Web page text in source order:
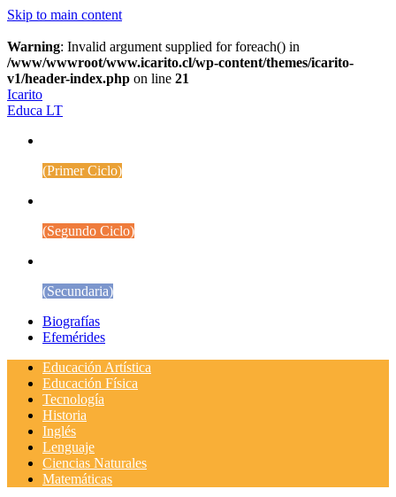
Skip to main content
Warning: Invalid argument supplied for foreach() in
/www/wwwroot/www.icarito.cl/wp-content/themes/icarito-
v1/header-index.php on line 21
Icarito
Educa LT
(Primer Ciclo)
(Segundo Ciclo)
(Secundaria)
Biografías
Efemérides
Educación Artística
Educación Física
Tecnología
Historia
Inglés
Lenguaje
Ciencias Naturales
Matemáticas